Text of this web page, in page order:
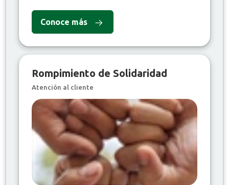
Conoce más
Rompimiento de Solidaridad
Atención al cliente